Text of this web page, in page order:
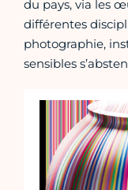
du pays, via les
différentes
photographie,
sensibles